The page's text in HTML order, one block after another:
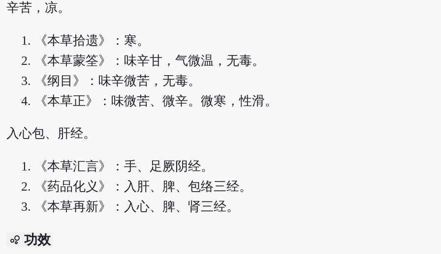
辛苦，凉。
《本草拾遗》：寒。
《本草蒙筌》：味辛甘，气微温，无毒。
《纲目》：味辛微苦，无毒。
《本草正》：味微苦、微辛。微寒，性滑。
入心包、肝经。
《本草汇言》：手、足厥阴经。
《药品化义》：入肝、脾、包络三经。
《本草再新》：入心、脾、肾三经。
bubble_chart 功效